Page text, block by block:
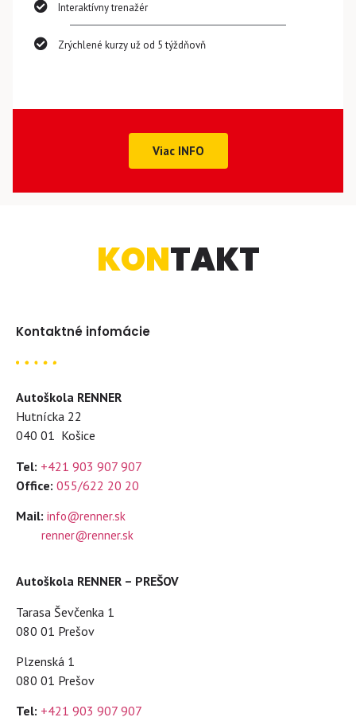
Interaktívny trenažér
Zrýchlené kurzy už od 5 týždňovň
Viac INFO
KONTAKT
Kontaktné infomácie
Autoškola RENNER
Hutnícka 22
040 01 Košice
Tel: +421 903 907 907
Office: 055/622 20 20
Mail: info@renner.sk
renner@renner.sk
Autoškola RENNER – PREŠOV
Tarasa Ševčenka 1
080 01 Prešov
Plzenská 1
080 01 Prešov
Tel: +421 903 907 907